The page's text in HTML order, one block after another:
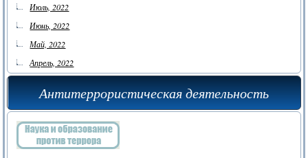
Июль, 2022
Июнь, 2022
Май, 2022
Апрель, 2022
Антитеррористическая деятельность